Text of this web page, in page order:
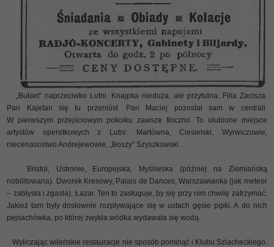
„Bukiet” naprzeciwko Lutni. Knajpka nieduża, ale przytulna. Filia Zacisza.
Pan Kajetan się tu przeniósł. Pan Maciej pozostał sam w centrali.
W pierwszym przejściowym pokoiku zawsze tłoczno. To ulubione miejsce
artystów operetkowych z Lutni: Martówna, Ciesielski, Wyrwiczowie,
mecenasostwo Andrejewowie, „Boszy” Szyszkowski…
Bristol, Ustronie, Europejska, Myśliwska (później na Ziemiańską
nobilitowana). Dworek Kresowy, Palais de Dances, Warszawianka (jak meteor
– zabłysła i zgasła), Łazar. Ten to zasługuje, by się przy nim chwilę zatrzymać.
Jakież tam były dosłownie rozpływające się w ustach gęsie pipki. A do nich
pejsachówka, po której zwykła wódka wydawała się wodą.
Wyliczając wileńskie restauracje nie sposób pominąć i Klubu Szlacheckiego.